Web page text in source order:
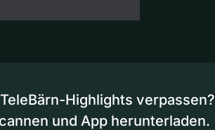
Highlights verpassen?
und App herunterladen.